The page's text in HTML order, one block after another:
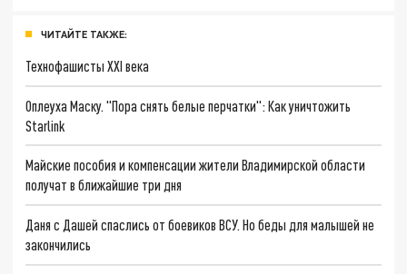
ЧИТАЙТЕ ТАКЖЕ:
Технофашисты XXI века
Оплеуха Маску. "Пора снять белые перчатки": Как уничтожить
Starlink
Майские пособия и компенсации жители Владимирской области
получат в ближайшие три дня
Даня с Дашей спаслись от боевиков ВСУ. Но беды для малышей не
закончились